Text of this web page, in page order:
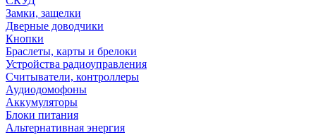
Замки, защелки
Дверные доводчики
Кнопки
Браслеты, карты и брелоки
Устройства радиоуправления
Считыватели, контроллеры
Аудиодомофоны
Аккумуляторы
Блоки питания
Альтернативная энергия